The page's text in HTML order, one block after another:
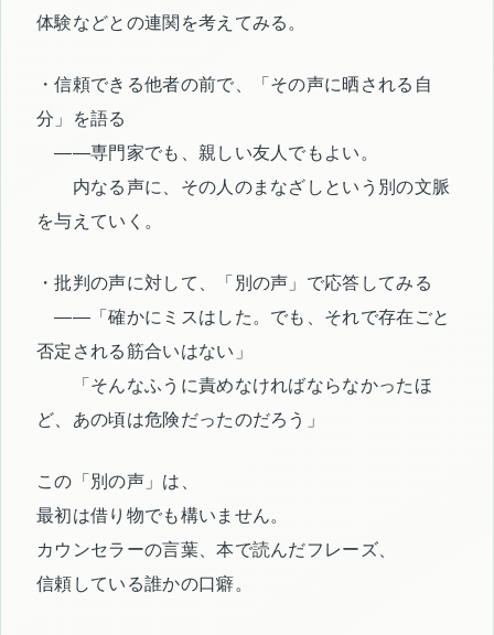
体験などとの連関を考えてみる。
・信頼できる他者の前で、「その声に晒される自
分」を語る
――専門家でも、親しい友人でもよい。
内なる声に、その人のまなざしという別の文脈
を与えていく。
・批判の声に対して、「別の声」で応答してみる
――「確かにミスはした。でも、それで存在ごと
否定される筋合いはない」
「そんなふうに責めなければならなかったほ
ど、あの頃は危険だったのだろう」
この「別の声」は、
最初は借り物でも構いません。
カウンセラーの言葉、本で読んだフレーズ、
信頼している誰かの口癖。